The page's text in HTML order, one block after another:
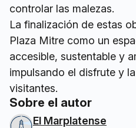
controlar las malezas.
La finalización de estas
Plaza Mitre como un
accesible, sustentable y
impulsando el disfrute y
visitantes.
Sobre el autor
El Marplatense